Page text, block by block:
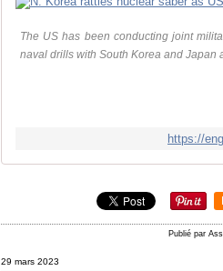
The US has been conducting joint
naval drills with South Korea and Japan
https://
Publié par
29 mars 2023